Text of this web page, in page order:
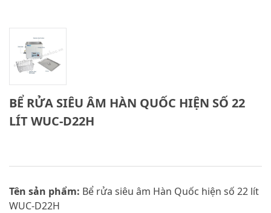
BỂ RỬA SIÊU ÂM HÀN QUỐC HIỆN SỐ 22
LÍT WUC-D22H
Tên sản phẩm: Bể rửa siêu âm Hàn Quốc hiện số 22 lít
WUC-D22H